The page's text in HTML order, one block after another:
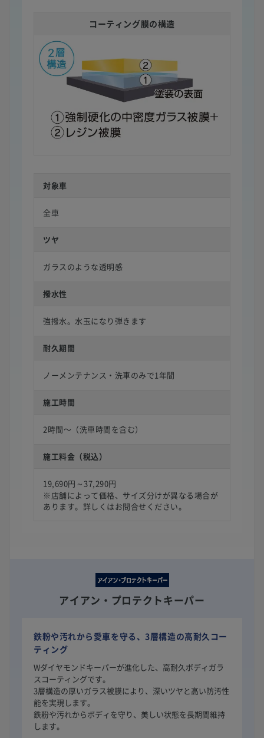
コーティング膜の構造
対象車
全車
ツヤ
ガラスのような透明感
撥水性
強撥水。水玉になり弾きます
耐久期間
ノーメンテナンス・洗車のみで1年間
施工時間
2時間〜（洗車時間を含む）
施工料金（税込）
19,690円～37,290円
※店舗によって価格、サイズ分けが異なる場合が
あります。詳しくはお問合せください。
アイアン・プロテクトキーパー
鉄粉や汚れから愛車を守る、3層構造の高耐久コー
ティング
Wダイヤモンドキーパーが進化した、高耐久ボディガラ
スコーティングです。
3層構造の厚いガラス被膜により、深いツヤと高い防汚性
能を実現します。
鉄粉や汚れからボディを守り、美しい状態を長期間維持
します。